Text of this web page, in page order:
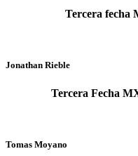
Tercera fecha
Jonathan Rieble
Tercera Fecha
Tomas Moyano